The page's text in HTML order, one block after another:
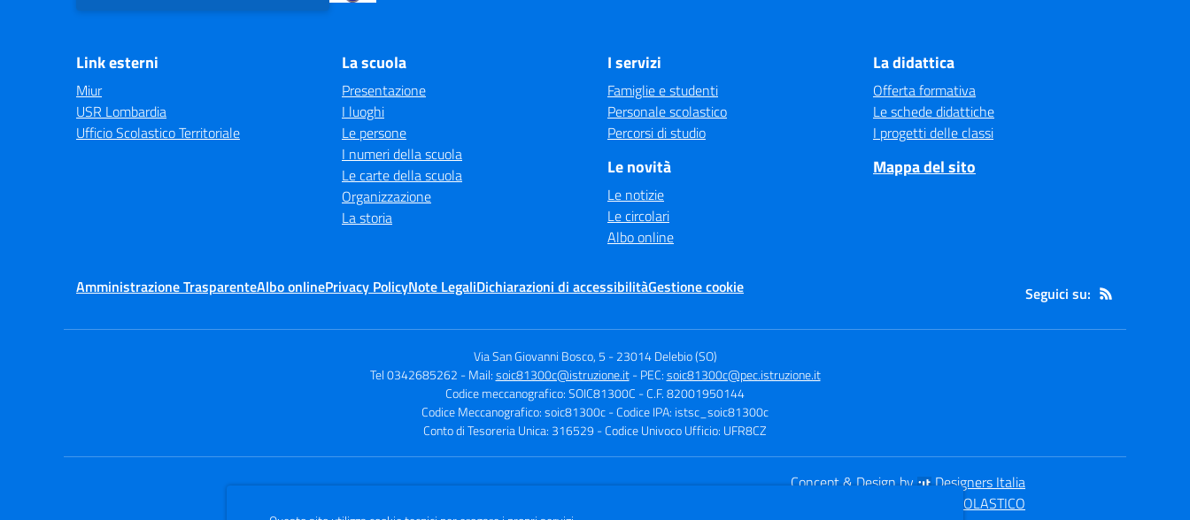
Link esterni
Miur
USR Lombardia
Ufficio Scolastico Territoriale
La scuola
Presentazione
I luoghi
Le persone
I numeri della scuola
Le carte della scuola
Organizzazione
La storia
I servizi
Famiglie e studenti
Personale scolastico
Percorsi di studio
Le novità
Le notizie
Le circolari
Albo online
La didattica
Offerta formativa
Le schede didattiche
I progetti delle classi
Mappa del sito
Amministrazione TrasparenteAlbo onlinePrivacy PolicyNote LegaliDichiarazioni di accessibilitàGestione cookie Seguici su:
Via San Giovanni Bosco, 5 -23014 Delebio (SO)
Tel 0342685262 - Mail:soic81300c@istruzione.it - PEC:soic81300c@pec.istruzione.it
Codice meccanografico: SOIC81300C - C.F. 82001950144
Codice Meccanografico: soic81300c- Codice IPA: istsc_soic81300c
Conto di Tesoreria Unica: 316529 - Codice Univoco Ufficio: UFR8CZ
Concept & Design by
Designers Italia
SCUOLASTICO